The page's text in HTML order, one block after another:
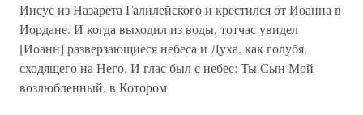
Иисус из Назарета Галилейского и крестился от Иоанна в
Иордане. И когда выходил из воды, тотчас увидел
[Иоанн] разверзающиеся небеса и Духа, как голубя,
сходящего на Него. И глас был с небес: Ты Сын Мой
возлюбленный, в Котором